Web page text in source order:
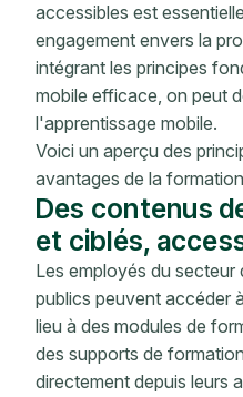
accessibles est
engagement envers la
intégrant les principes
mobile efficace, on peut
l'apprentissage mobile.
Voici un aperçu des
avantages de la
Des contenus
et ciblés,
Les employés du secteur
publics peuvent accéder
lieu à des modules de
des supports de
directement depuis leurs